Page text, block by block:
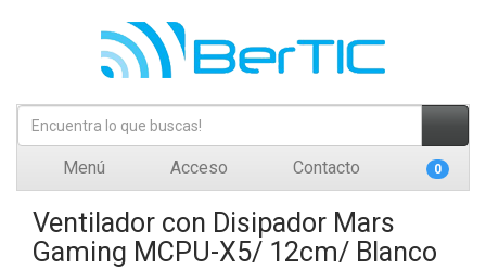
Menú Acceso Contacto 0
Ventilador con Disipador Mars
Gaming MCPU-X5/ 12cm/ Blanco